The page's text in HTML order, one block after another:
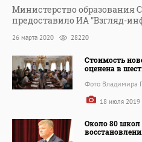
Министерство образования
предоставило ИА "Взгляд-
26 марта 2020 28220
Стоимость
оценена в
Фото Владимира
18 июля 2019
Около 80 школ